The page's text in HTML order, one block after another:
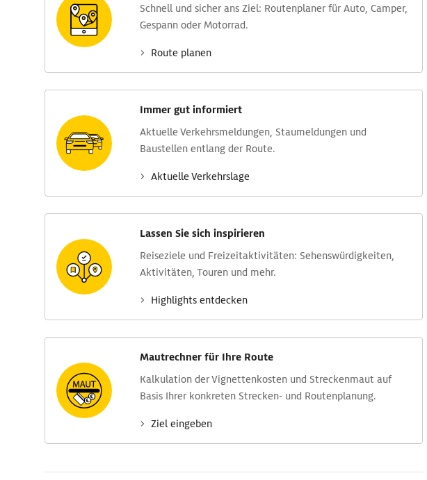
Schnell und sicher ans Ziel: Routen­planer für Auto, Camper,
Gespann oder Motorrad.
Route planen
Immer gut informiert
Aktuelle Verkehrs­meldungen, Stau­meldungen und
Baustellen entlang der Route.
Aktuelle Verkehrs­lage
Lassen Sie sich inspirieren
Reise­ziele und Freizeit­aktivitäten: Sehens­würdig­keiten,
Aktivitäten, Touren und mehr.
Highlights entdecken
Mautrechner für Ihre Route
Kalkulation der Vignettenkosten und Streckenmaut auf
Basis Ihrer konkreten Strecken- und Routenplanung.
Ziel eingeben